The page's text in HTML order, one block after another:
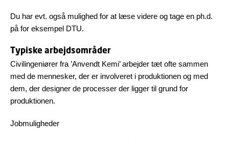
Du har evt. også mulighed for at læse videre og tage en ph.d.
på for eksempel DTU.
Typiske arbejdsområder
Civilingeniører fra ’Anvendt Kemi’ arbejder tæt ofte sammen
med de mennesker, der er involveret i produktionen og med
dem, der designer de processer der ligger til grund for
produktionen.
Jobmuligheder